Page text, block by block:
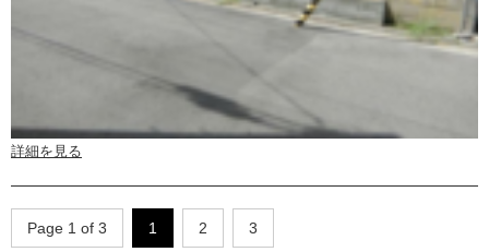
詳細を見る
Page 1 of 3 1 2 3